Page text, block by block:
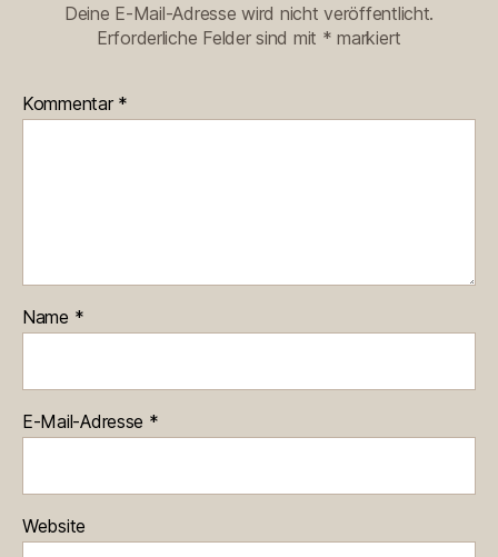
Deine E-Mail-Adresse wird nicht veröffentlicht.
Erforderliche Felder sind mit * markiert
Kommentar *
Name *
E-Mail-Adresse *
Website